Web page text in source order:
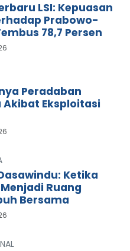
LSI: Kepuasan
Prabowo-
78,7 Persen
Peradaban
Akibat Eksploitasi
Ketika
Ruang
Bersama